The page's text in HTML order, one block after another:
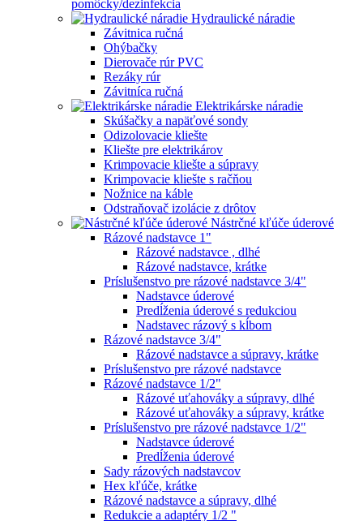
pomôcky/dezinfekcia
Hydraulické náradie
Závitnica ručná
Ohýbačky
Dierovače rúr PVC
Rezáky rúr
Závitníca ručná
Elektrikárske náradie
Skúšačky a napäťové sondy
Odizolovacie kliešte
Kliešte pre elektrikárov
Krimpovacie kliešte a súpravy
Krimpovacie kliešte s račňou
Nožnice na káble
Odstraňovač izolácie z drôtov
Nástrčné kľúče úderové
Rázové nadstavce 1"
Rázové nadstavce , dlhé
Rázové nadstavce, krátke
Príslušenstvo pre rázové nadstavce 3/4"
Nadstavce úderové
Predĺženia úderové s redukciou
Nadstavec rázový s kĺbom
Rázové nadstavce 3/4"
Rázové nadstavce a súpravy, krátke
Príslušenstvo pre rázové nadstavce
Rázové nadstavce 1/2"
Rázové uťahováky a súpravy, dlhé
Rázové uťahováky a súpravy, krátke
Príslušenstvo pre rázové nadstavce 1/2"
Nadstavce úderové
Predĺženia úderové
Sady rázových nadstavcov
Hex kľúče, krátke
Rázové nadstavce a súpravy, dlhé
Redukcie a adaptéry 1/2 "